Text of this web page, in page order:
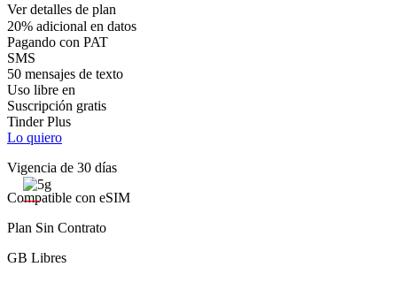
Ver detalles de plan
20% adicional en datos
Pagando con PAT
SMS
50 mensajes de texto
Uso libre en
Suscripción gratis
Tinder Plus
Lo quiero
Vigencia de 30 días
Compatible con eSIM
Plan Sin Contrato
GB Libres